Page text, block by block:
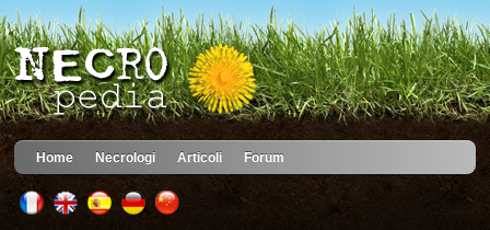
Home Necrologi Articoli Forum